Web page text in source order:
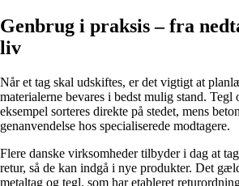
Genbrug i praksis – fra
liv
Når et tag skal udskiftes, er det vigtigt at
materialerne bevares i bedst mulig stand. Tegl
eksempel sorteres direkte på stedet, mens
genanvendelse hos specialiserede modtagere.
Flere danske virksomheder tilbyder i dag at
retur, så de kan indgå i nye produkter. Det
metaltag og tegl, som har etableret